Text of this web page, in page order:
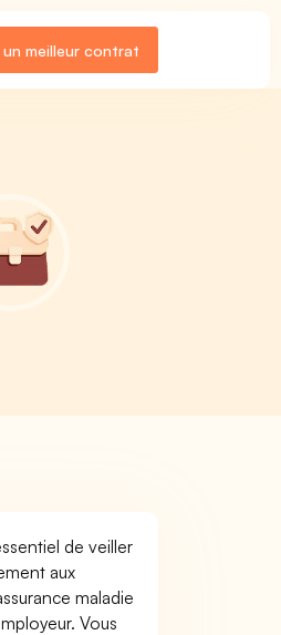
un meilleur contrat
de veiller
aux
maladie
Vous